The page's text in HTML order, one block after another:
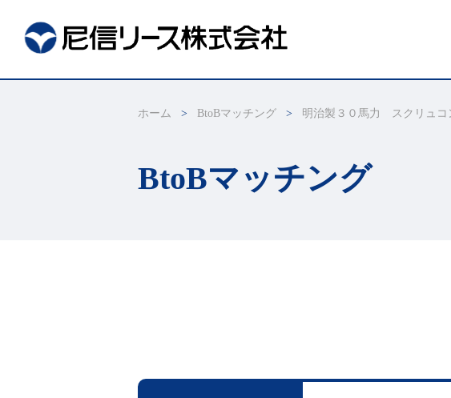
ホーム BtoBマッチング 明治製３０馬力 スクリュコ
BtoBマッチング